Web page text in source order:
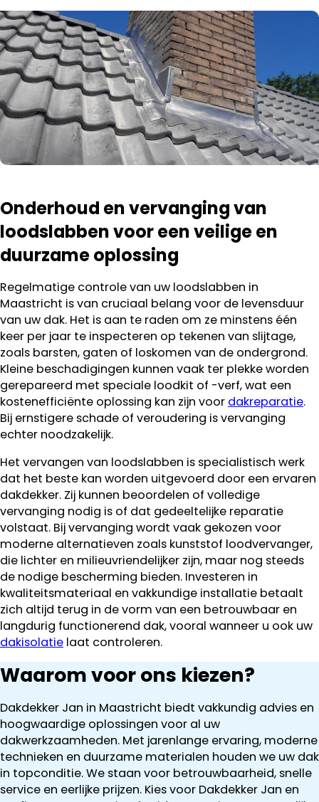
Onderhoud en vervanging van
loodslabben voor een veilige en
duurzame oplossing
Regelmatige controle van uw loodslabben in
Maastricht is van cruciaal belang voor de levensduur
van uw dak. Het is aan te raden om ze minstens één
keer per jaar te inspecteren op tekenen van slijtage,
zoals barsten, gaten of loskomen van de ondergrond.
Kleine beschadigingen kunnen vaak ter plekke worden
gerepareerd met speciale loodkit of -verf, wat een
kostenefficiënte oplossing kan zijn voor dakreparatie.
Bij ernstigere schade of veroudering is vervanging
echter noodzakelijk.
Het vervangen van loodslabben is specialistisch werk
dat het beste kan worden uitgevoerd door een ervaren
dakdekker. Zij kunnen beoordelen of volledige
vervanging nodig is of dat gedeeltelijke reparatie
volstaat. Bij vervanging wordt vaak gekozen voor
moderne alternatieven zoals kunststof loodvervanger,
die lichter en milieuvriendelijker zijn, maar nog steeds
de nodige bescherming bieden. Investeren in
kwaliteitsmateriaal en vakkundige installatie betaalt
zich altijd terug in de vorm van een betrouwbaar en
langdurig functionerend dak, vooral wanneer u ook uw
dakisolatie laat controleren.
Waarom voor ons kiezen?
Dakdekker Jan in Maastricht biedt vakkundig advies en
hoogwaardige oplossingen voor al uw
dakwerkzaamheden. Met jarenlange ervaring, moderne
technieken en duurzame materialen houden we uw dak
in topconditie. We staan voor betrouwbaarheid, snelle
service en eerlijke prijzen. Kies voor Dakdekker Jan en